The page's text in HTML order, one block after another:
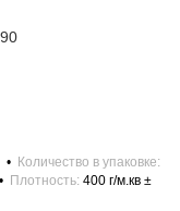
Количество в упаковке
Плотность 400 г/м.кв ±